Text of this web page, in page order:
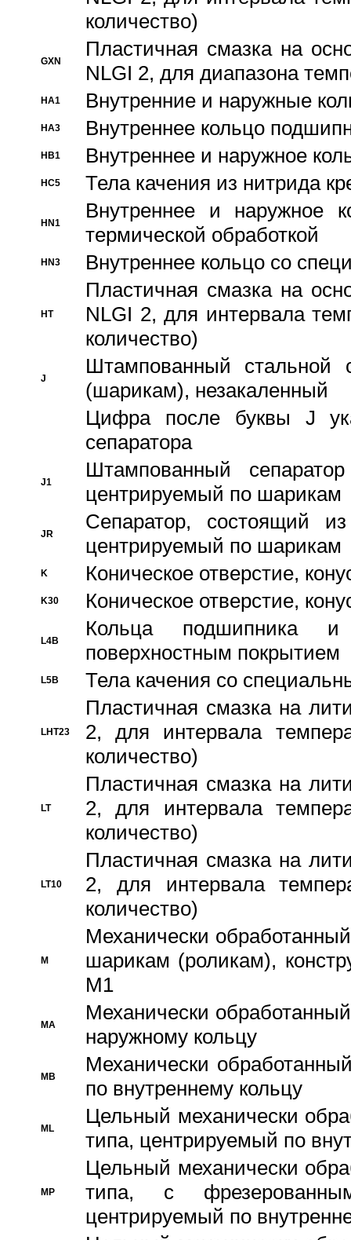
количество)
GXN
Пластичная смазка на
NLGI 2, для диапазона
HA1 Внутренние и наружные
HA3 Bнутреннее кольцо
HB1 Bнутреннее и наружное
HC5 Тела качения из нитрида
HN1
Bнутреннее и наружное
термической обработкой
HN3 Внутреннее кольцо со
HT
Пластичная смазка на
NLGI 2, для интервала
количество)
J
Штампованный стальной
(шарикам), незакаленный
Цифра после буквы J
сепаратора
J1
Штампованный
центрируемый по шарикам
JR
Сепаратор, состоящий
центрируемый по шарикам
K Коническое отверстие,
K30 Коническое отверстие,
L4B
Кольца подшипника
поверхностным покрытием
L5B Тела качения со
LHT23
Пластичная смазка на
2, для интервала
количество)
LT
Пластичная смазка на
2, для интервала
количество)
LT10
Пластичная смазка на
2, для интервала
количество)
M
Механически
шарикам (роликам),
M1
MA
Механически
наружному кольцу
MB
Механически
по внутреннему кольцу
ML
Цельный механически
типа, центрируемый по
MP
Цельный механически
типа, с
центрируемый по